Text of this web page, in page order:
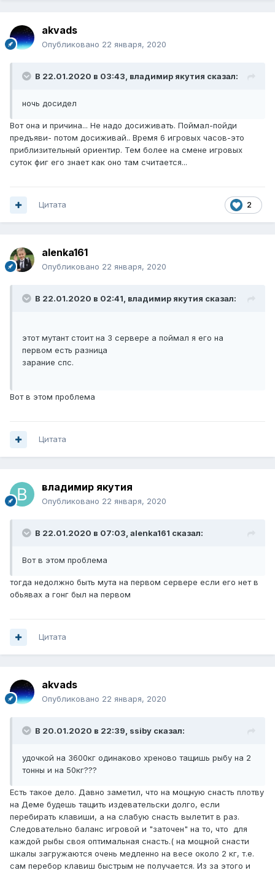
akvads
Опубликовано 22 января, 2020
В 22.01.2020 в 03:43, владимир якутия сказал:
ночь досидел
Вот она и причина... Не надо досиживать. Поймал-пойди
предъяви- потом досиживай.. Время 6 игровых часов-это
приблизительный ориентир. Тем более на смене игровых
суток фиг его знает как оно там считается...
2
Цитата
alenka161
Опубликовано 22 января, 2020
В 22.01.2020 в 02:41, владимир якутия сказал:
этот мутант стоит на 3 сервере а поймал я его на
первом есть разница
зарание спс.
Вот в этом проблема
Цитата
владимир якутия
Опубликовано 22 января, 2020
В 22.01.2020 в 07:03, alenka161 сказал:
Вот в этом проблема
тогда недолжно быть мута на первом сервере если его нет в
обьявах а гонг был на первом
Цитата
akvads
Опубликовано 22 января, 2020
В 20.01.2020 в 22:39, ssiby сказал:
удочкой на 3600кг одинаково хреново тащишь рыбу на 2
тонны и на 50кг???
Есть такое дело. Давно заметил, что на мощную снасть плотву
на Деме будешь тащить издевательски долго, если
перебирать клавиши, а на слабую снасть вылетит в раз.
Следовательно баланс игровой и "заточен" на то, что для
каждой рыбы своя оптимальная снасть.( на мощной снасти
шкалы загружаются очень медленно на весе около 2 кг, т.е.
сам перебор клавиш быстрым не получается. Из за этого и